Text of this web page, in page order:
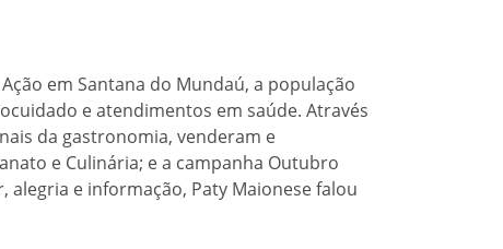
em Santana do Mundaú, a população
e atendimentos em saúde. Através
da gastronomia, venderam e
e Culinária; e a campanha Outubro
e informação, Paty Maionese falou